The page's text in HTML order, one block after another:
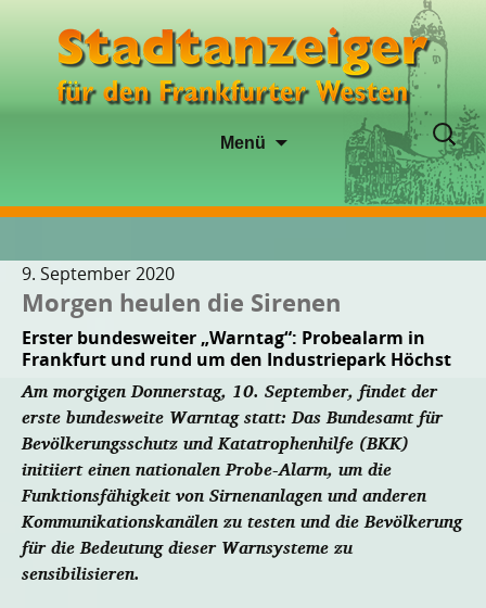
Menü
springen
Suchen
nach:
9. September 2020
Morgen heulen die Sirenen
Erster bundesweiter „Warntag“: Probealarm in
Frankfurt und rund um den Industriepark Höchst
Am morgigen Donnerstag, 10. September, findet der
erste bundesweite Warntag statt: Das Bundesamt für
Bevölkerungsschutz und Katatrophenhilfe (BKK)
initiiert einen nationalen Probe-Alarm, um die
Funktionsfähigkeit von Sirnenanlagen und anderen
Kommunikationskanälen zu testen und die Bevölkerung
für die Bedeutung dieser Warnsysteme zu
sensibilisieren.